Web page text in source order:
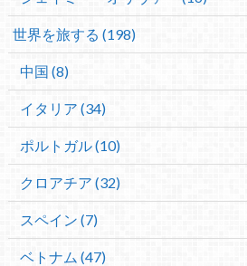
世界を旅する (198)
中国 (8)
イタリア (34)
ポルトガル (10)
クロアチア (32)
スペイン (7)
ベトナム (47)